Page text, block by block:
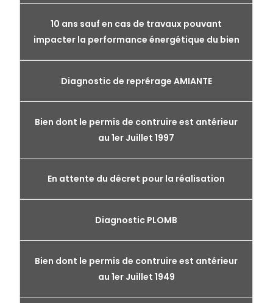
10 ans sauf en cas de travaux pouvant
impacter la performance énergétique du bien
Diagnostic de reprérage AMIANTE
Bien dont le permis de contruire est antérieur
au 1er Juillet 1997
En attente du décret pour la réalisation
Diagnostic PLOMB
Bien dont le permis de contruire est antérieur
au 1er Juillet 1949